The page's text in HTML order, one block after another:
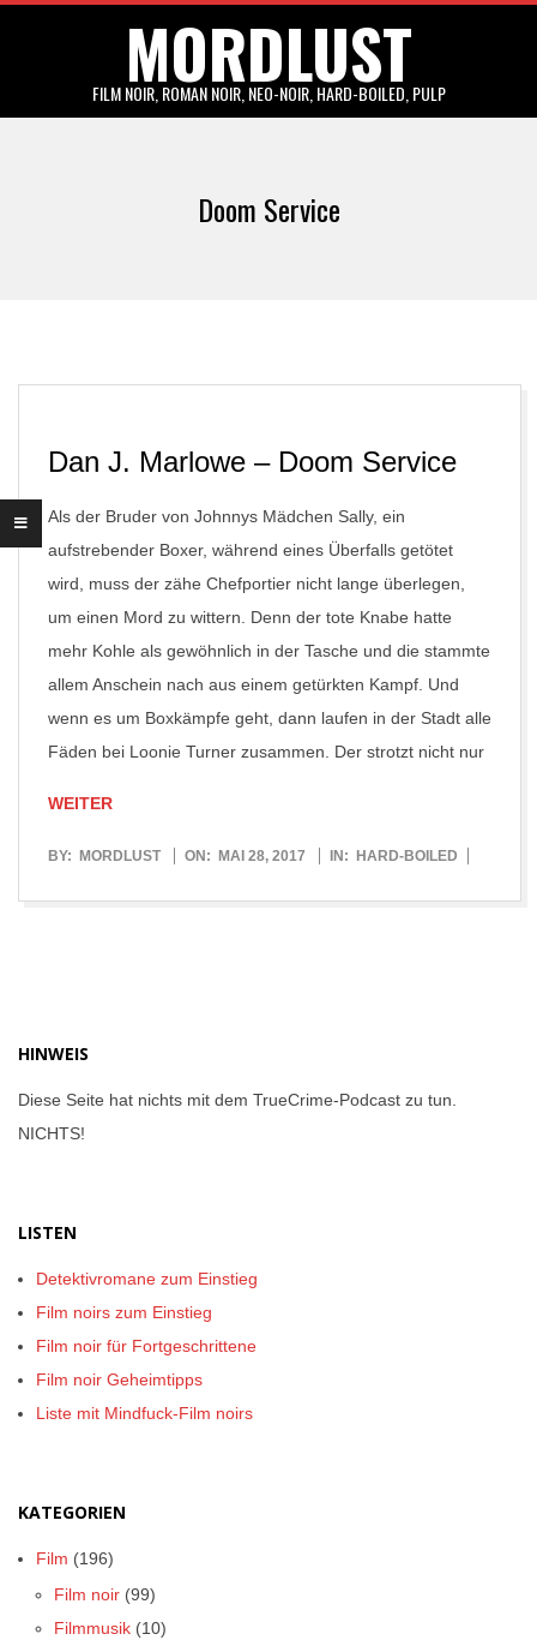
MORDLUST
FILM NOIR, ROMAN NOIR, NEO-NOIR, HARD-BOILED, PULP
Doom Service
Dan J. Marlowe – Doom Service
Als der Bruder von Johnnys Mädchen Sally, ein
aufstrebender Boxer, während eines Überfalls getötet
wird, muss der zähe Chefportier nicht lange überlegen,
um einen Mord zu wittern. Denn der tote Knabe hatte
mehr Kohle als gewöhnlich in der Tasche und die stammte
allem Anschein nach aus einem getürkten Kampf. Und
wenn es um Boxkämpfe geht, dann laufen in der Stadt alle
Fäden bei Loonie Turner zusammen. Der strotzt nicht nur
WEITER
2017-
BY: MORDLUST ON: MAI 28, 2017 IN: HARD-BOILED
HINWEIS
Diese Seite hat nichts mit dem TrueCrime-Podcast zu tun.
NICHTS!
LISTEN
Detektivromane zum Einstieg
Film noirs zum Einstieg
Film noir für Fortgeschrittene
Film noir Geheimtipps
Liste mit Mindfuck-Film noirs
KATEGORIEN
Film (196)
Film noir (99)
Filmmusik (10)